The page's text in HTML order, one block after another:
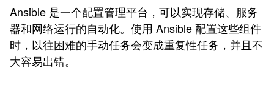
Ansible 是一个配置管理平台，可以实现存储、服务
器和网络运行的自动化。使用 Ansible 配置这些组件
时，以往困难的手动任务会变成重复性任务，并且不
大容易出错。